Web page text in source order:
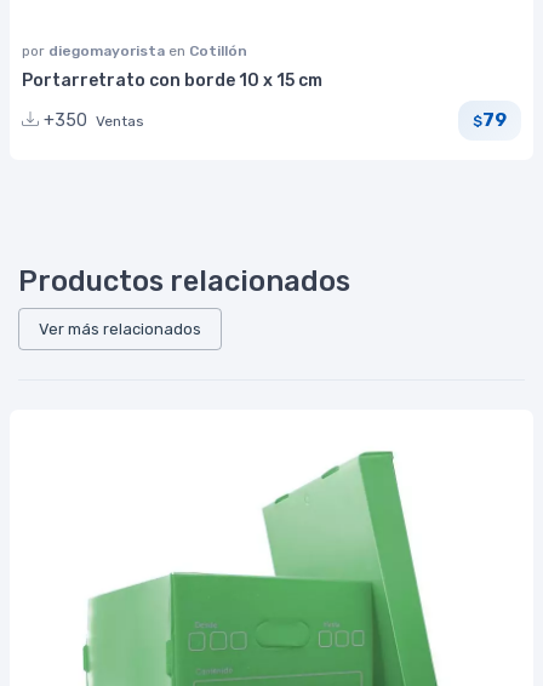
por diegomayorista en Cotillón
Portarretrato con borde 10 x 15 cm
+350 Ventas $79
Productos relacionados
Ver más relacionados